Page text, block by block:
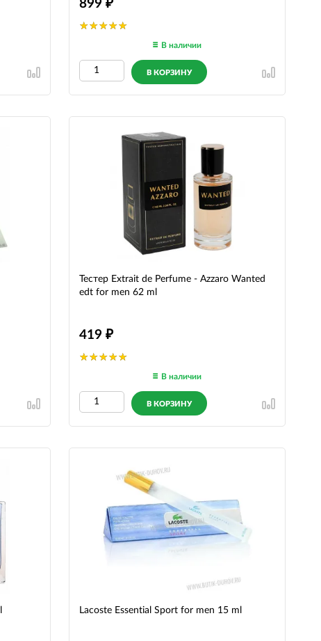
899
В наличии
В КОРЗИНУ
Тестер Extrait de Perfume - Azzaro Wanted
edt for men 62 ml
419
В наличии
В КОРЗИНУ
Lacoste Essential Sport for men 15 ml